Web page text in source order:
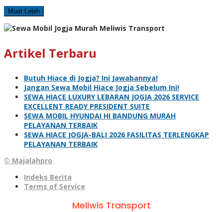
Muat Lebih
Artikel Terbaru
Butuh Hiace di Jogja? Ini Jawabannya!
Jangan Sewa Mobil Hiace Jogja Sebelum Ini!
SEWA HIACE LUXURY LEBARAN JOGJA 2026 SERVICE
EXCELLENT READY PRESIDENT SUITE
SEWA MOBIL HYUNDAI HI BANDUNG MURAH
PELAYANAN TERBAIK
SEWA HIACE JOGJA-BALI 2026 FASILITAS TERLENGKAP
PELAYANAN TERBAIK
© Majalahpro
Indeks Berita
Terms of Service
Meliwis Transport